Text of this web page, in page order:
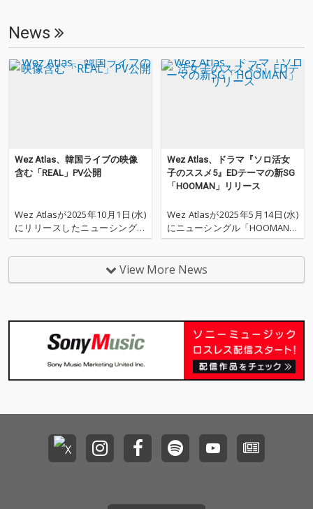
News
Wez Atlas、韓国ライブの映像
含む「REAL」PV公開
Wez Atlasが2025年10月1日(水)
にリリースしたニューシングル
「REAL」のプロモーションビデ
オを公開した。 昨年11月に行っ
た自身初の韓国ライブの模様を
含む本映像。前半にはWez Atla
Wez Atlas、ドラマ『ソロ活女
子のススメ5』EDテーマの新SG
「HOOMAN」リリース
Wez Atlasが2025年5月14日(水)
にニューシングル「HOOMAN」
をリリースした。 テレビ東京の
水ドラ25『ソロ活女子のススメ
5』のエンディングテーマとし
て話題の本楽曲。プロデュース
View More News